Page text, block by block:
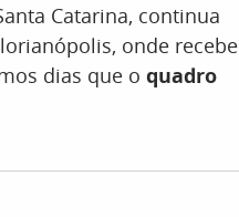
Catarina, continua
onde recebe
dias que o quadro